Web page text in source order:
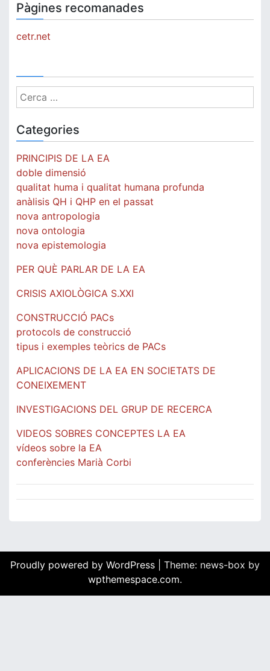
Pàgines recomanades
cetr.net
Cerca:
Categories
PRINCIPIS DE LA EA
doble dimensió
qualitat huma i qualitat humana profunda
anàlisis QH i QHP en el passat
nova antropologia
nova ontologia
nova epistemologia
PER QUÈ PARLAR DE LA EA
CRISIS AXIOLÒGICA S.XXI
CONSTRUCCIÓ PACs
protocols de construcció
tipus i exemples teòrics de PACs
APLICACIONS DE LA EA EN SOCIETATS DE
CONEIXEMENT
INVESTIGACIONS DEL GRUP DE RECERCA
VIDEOS SOBRES CONCEPTES LA EA
vídeos sobre la EA
conferències Marià Corbi
Proudly powered by WordPress
Theme: news-box by
wpthemespace.com.